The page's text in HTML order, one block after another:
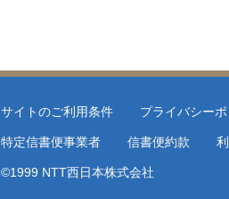
サイトのご利用条件 プライバシー
特定信書便事業者 信書便約款
©1999 NTT西日本株式会社